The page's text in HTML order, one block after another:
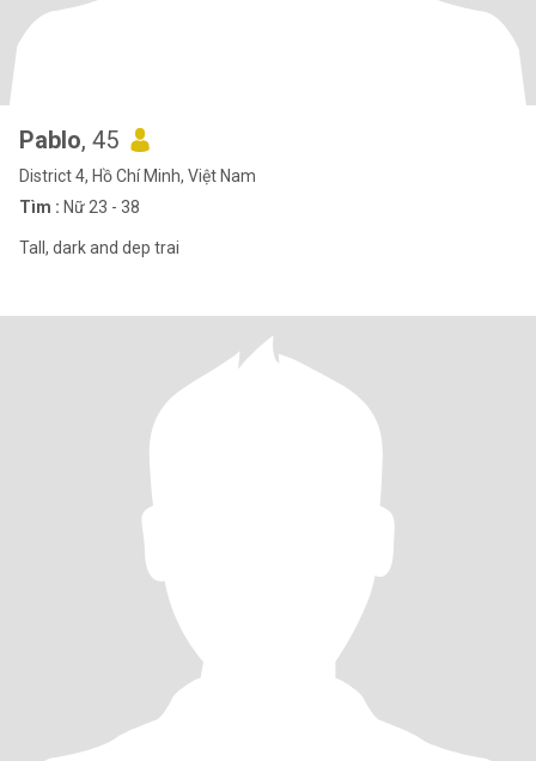
Pablo, 45
District 4, Hồ Chí Minh, Việt Nam
Tìm : Nữ 23 - 38
Tall, dark and dep trai